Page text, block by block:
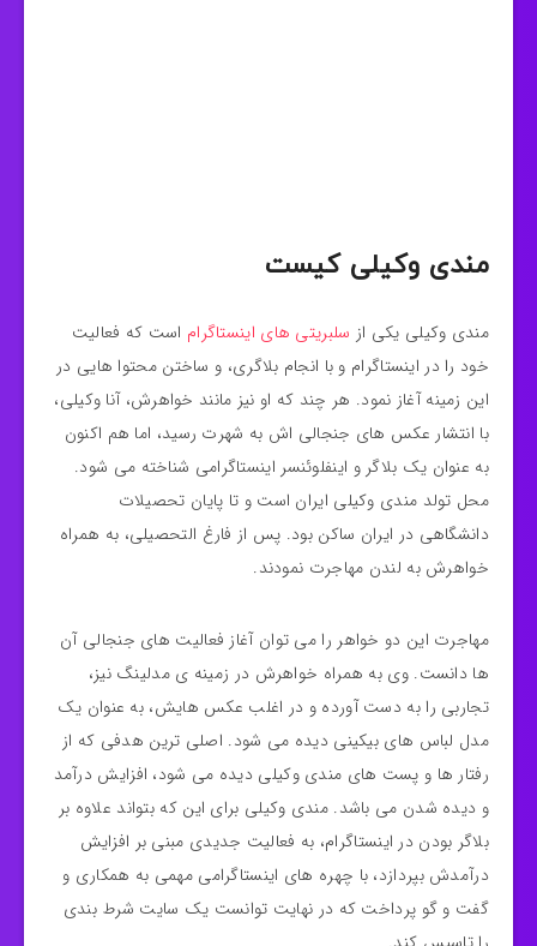
مندی وکیلی کیست
مندی وکیلی یکی از سلبریتی های اینستاگرام است که فعالیت
خود را در اینستاگرام و با انجام بلاگری، و ساختن محتوا هایی در
این زمینه آغاز نمود. هر چند که او نیز مانند خواهرش، آنا وکیلی،
با انتشار عکس های جنجالی اش به شهرت رسید، اما هم اکنون
به عنوان یک بلاگر و اینفلوئنسر اینستاگرامی شناخته می شود.
محل تولد مندی وکیلی ایران است و تا پایان تحصیلات
دانشگاهی در ایران ساکن بود. پس از فارغ التحصیلی، به همراه
خواهرش به لندن مهاجرت نمودند.
مهاجرت این دو خواهر را می توان آغاز فعالیت های جنجالی آن
ها دانست. وی به همراه خواهرش در زمینه ی مدلینگ نیز،
تجاربی را به دست آورده و در اغلب عکس هایش، به عنوان یک
مدل لباس های بیکینی دیده می شود. اصلی ترین هدفی که از
رفتار ها و پست های مندی وکیلی دیده می شود، افزایش درآمد
و دیده شدن می باشد. مندی وکیلی برای این که بتواند علاوه بر
بلاگر بودن در اینستاگرام، به فعالیت جدیدی مبنی بر افزایش
درآمدش بپردازد، با چهره های اینستاگرامی مهمی به همکاری و
گفت و گو پرداخت که در نهایت توانست یک سایت شرط بندی